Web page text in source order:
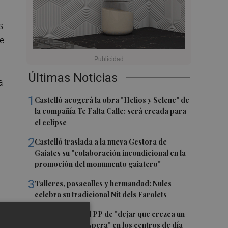
Últimas Noticias
1 Castelló acogerá la obra "Helios y Selene" de
la compañía Te Falta Calle: será creada para
el eclipse
2Castelló traslada a la nueva Gestora de
Gaiates su "colaboración incondicional en la
promoción del monumento gaiatero"
3Talleres, pasacalles y hermandad: Nules
celebra su tradicional Nit dels Farolets
El PSPV acusa al PP de "dejar que crezca un
31 % la lista de espera" en los centros de día